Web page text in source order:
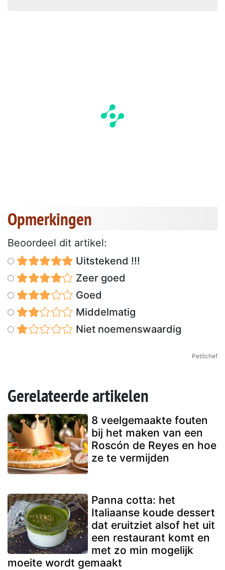
Opmerkingen
Beoordeel dit artikel:
Uitstekend !!!
Zeer goed
Goed
Middelmatig
Niet noemenswaardig
Petitchef
Gerelateerde artikelen
8 veelgemaakte fouten
bij het maken van een
Roscón de Reyes en hoe
ze te vermijden
Panna cotta: het
Italiaanse koude dessert
dat eruitziet alsof het uit
een restaurant komt en
met zo min mogelijk
moeite wordt gemaakt